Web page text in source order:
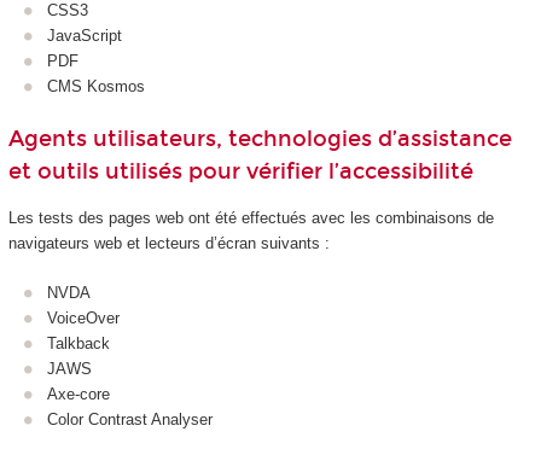
CSS3
JavaScript
PDF
CMS Kosmos
Agents utilisateurs, technologies d’assistance
et outils utilisés pour vérifier l’accessibilité
Les tests des pages web ont été effectués avec les combinaisons de
navigateurs web et lecteurs d’écran suivants :
NVDA
VoiceOver
Talkback
JAWS
Axe-core
Color Contrast Analyser